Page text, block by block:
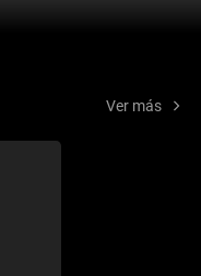
Ver más